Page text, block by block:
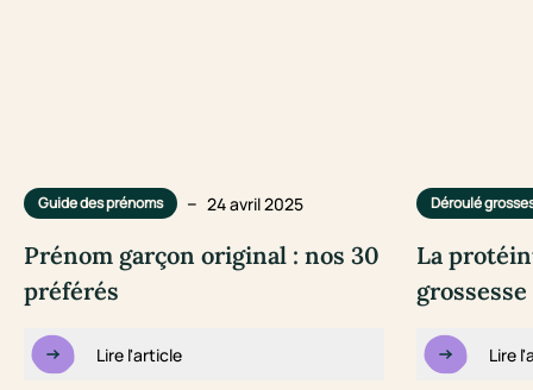
Guide des prénoms – 24 avril 2025
Prénom garçon original : nos 30
préférés
Lire l'article
Déroulé
La
Lire